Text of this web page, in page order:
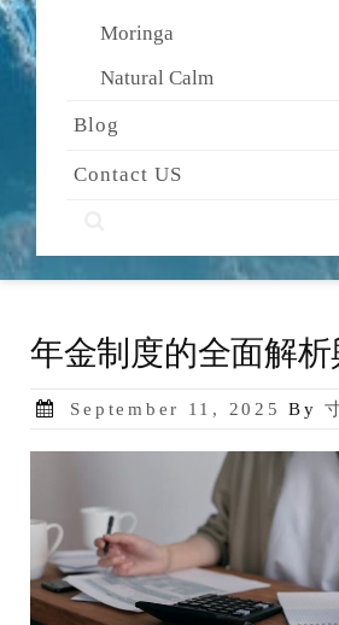
Moringa
Natural Calm
Blog
Contact US
年金制度的全面解
Posted
September 11, 2025 By